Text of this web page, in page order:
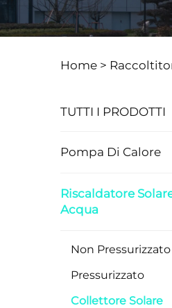
Home >
TUTTI I PRODOTTI
Pompa Di Calore
Riscaldatore
Acqua
Non Pressurizzato
Pressurizzato
Collettore Solare